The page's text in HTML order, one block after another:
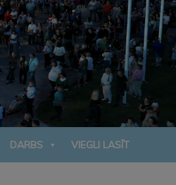
DARBS VIEGLI LASĪT